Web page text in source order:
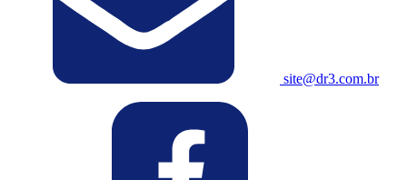
site@dr3.com.br